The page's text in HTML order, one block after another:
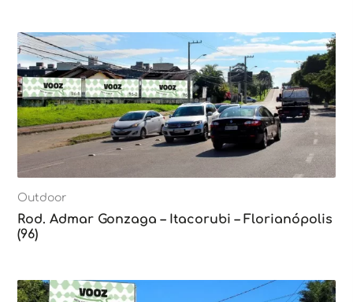
Outdoor
Rod. Admar Gonzaga – Itacorubi – Florianópolis
(96)